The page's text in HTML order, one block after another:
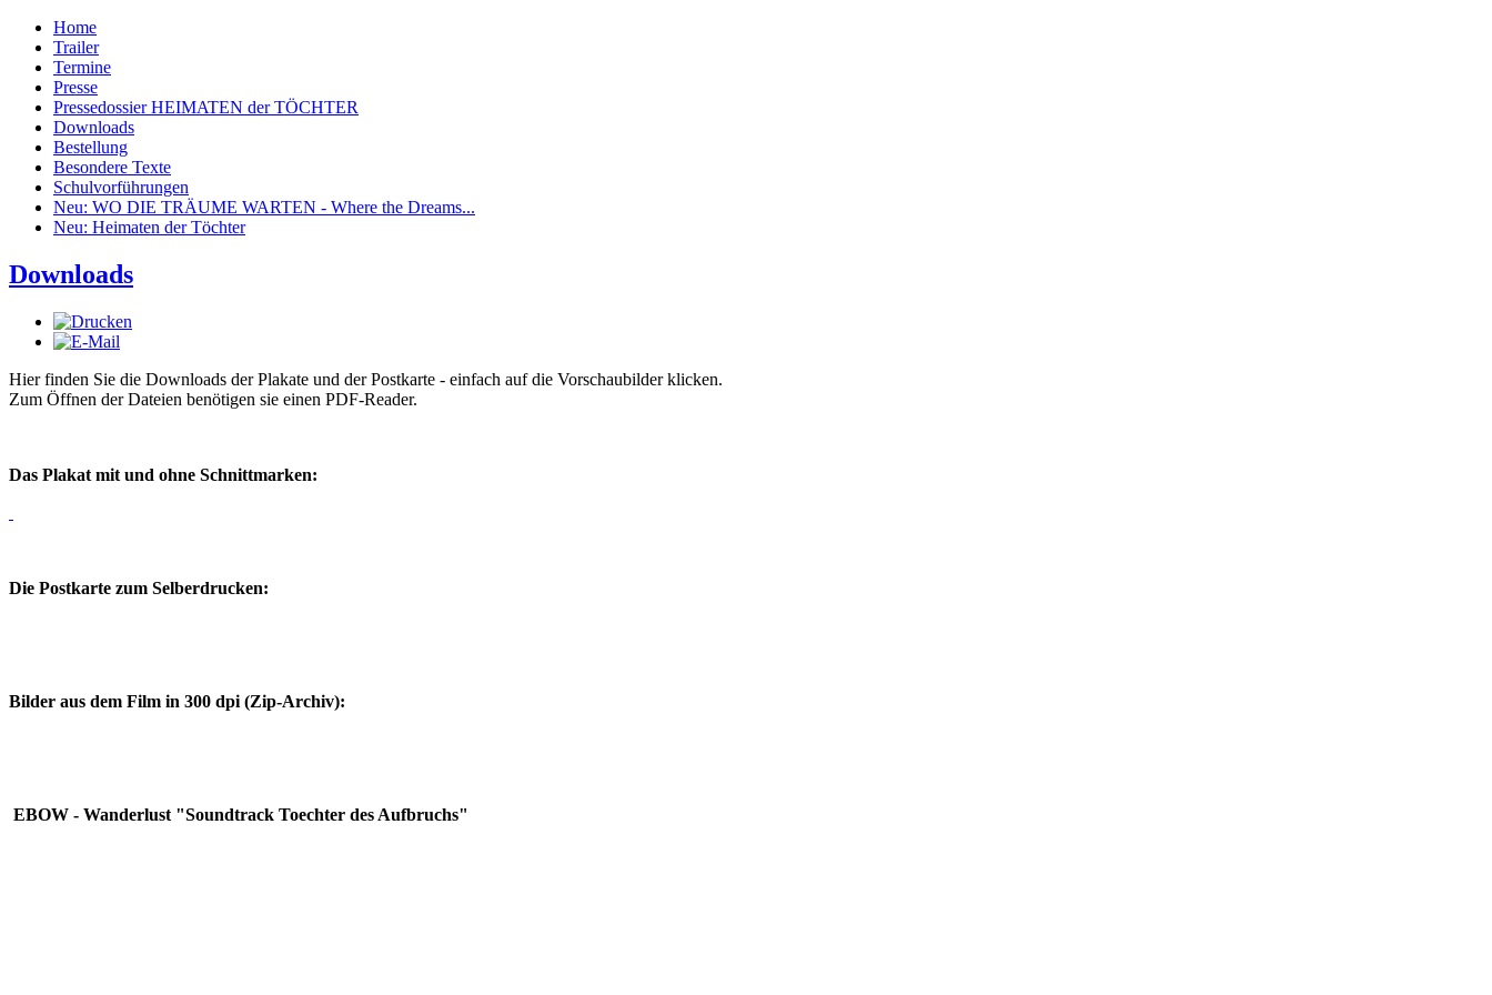
Home
Trailer
Termine
Presse
Pressedossier HEIMATEN der TÖCHTER
Downloads
Bestellung
Besondere Texte
Schulvorführungen
Neu: WO DIE TRÄUME WARTEN - Where the Dreams...
Neu: Heimaten der Töchter
Downloads
Hier finden Sie die Downloads der Plakate und der Postkarte - einfach auf die Vorschaubilder klicken.
Zum Öffnen der Dateien benötigen sie einen PDF-Reader.
Das Plakat mit und ohne Schnittmarken:
Die Postkarte zum Selberdrucken:
Bilder aus dem Film in 300 dpi (Zip-Archiv):
EBOW - Wanderlust "Soundtrack Toechter des Aufbruchs"